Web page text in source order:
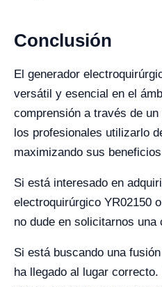
Conclusión
El generador
versátil y esencial en el
comprensión a través de
los profesionales utilizarlo
maximizando sus
Si está interesado en
electroquirúrgico YR02150
no dude en solicitarnos una
Si está buscando una
ha llegado al lugar